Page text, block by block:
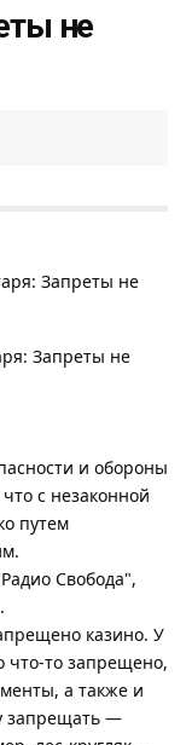
не
Запреты не
и обороны
с незаконной
путем
Свобода",
казино. У
что-то запрещено,
а также и
запрещать —